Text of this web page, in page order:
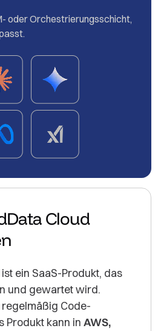
oder Orchestrierungsschicht,
Cloud
ein SaaS-Produkt, das
und gewartet wird.
Code-
Produkt kann in AWS,